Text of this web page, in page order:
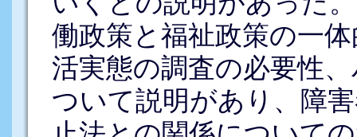
働政策と福祉政策の一
活実態の調査の必要性
ついて説明があり、障